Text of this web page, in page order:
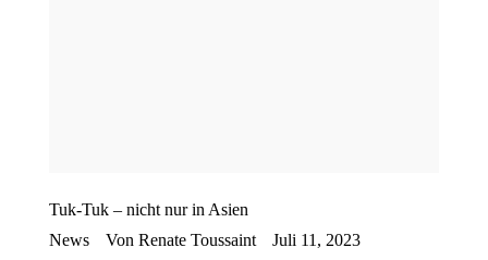
Tuk-Tuk – nicht nur in Asien
News
Von Renate Toussaint
Juli 11, 2023